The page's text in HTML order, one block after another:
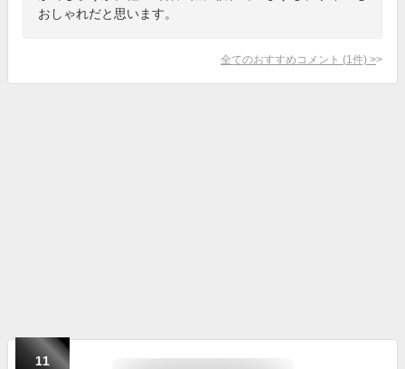
おしゃれだと思います。
全てのおすすめコメント (1 件) >
11